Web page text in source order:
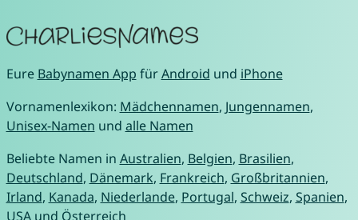
Eure Babynamen App fürAndroid und iPhone
Vornamenlexikon: Mädchennamen, Jungennamen,
Unisex-Namen und alle Namen
Beliebte Namen in Australien, Belgien, Brasilien,
Deutschland, Dänemark, Frankreich, Großbritannien,
Irland, Kanada, Niederlande, Portugal, Schweiz, Spanien,
USAund Österreich